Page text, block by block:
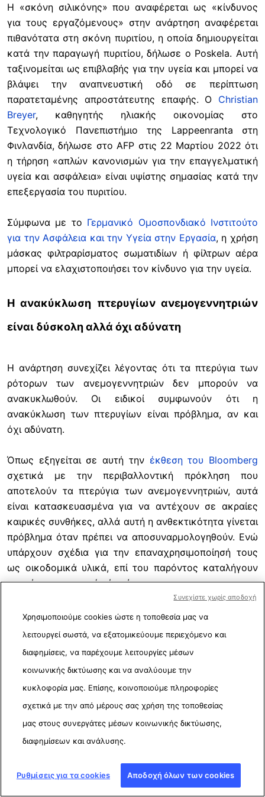
Η «σκόνη σιλικόνης» που αναφέρεται ως «κίνδυνος
για τους εργαζόμενους» στην ανάρτηση αναφέρεται
πιθανότατα στη σκόνη πυριτίου, η οποία δημιουργείται
κατά την παραγωγή πυριτίου, δήλωσε ο Poskela. Αυτή
ταξινομείται ως επιβλαβής για την υγεία και μπορεί να
βλάψει την αναπνευστική οδό σε περίπτωση
παρατεταμένης απροστάτευτης επαφής. Ο Christian
Breyer, καθηγητής ηλιακής οικονομίας στο
Τεχνολογικό Πανεπιστήμιο της Lappeenranta στη
Φινλανδία, δήλωσε στο AFP στις 22 Μαρτίου 2022 ότι
η τήρηση «απλών κανονισμών για την επαγγελματική
υγεία και ασφάλεια» είναι υψίστης σημασίας κατά την
επεξεργασία του πυριτίου.
Σύμφωνα με το Γερμανικό Ομοσπονδιακό Ινστιτούτο
για την Ασφάλεια και την Υγεία στην Εργασία, η χρήση
μάσκας φιλτραρίσματος σωματιδίων ή φίλτρων αέρα
μπορεί να ελαχιστοποιήσει τον κίνδυνο για την υγεία.
Η ανακύκλωση πτερυγίων ανεμογεννητριών
είναι δύσκολη αλλά όχι αδύνατη
Η ανάρτηση συνεχίζει λέγοντας ότι τα πτερύγια των
ρότορων των ανεμογεννητριών δεν μπορούν να
ανακυκλωθούν. Οι ειδικοί συμφωνούν ότι η
ανακύκλωση των πτερυγίων είναι πρόβλημα, αν και
όχι αδύνατη.
Όπως εξηγείται σε αυτή την έκθεση του Bloomberg
σχετικά με την περιβαλλοντική πρόκληση που
αποτελούν τα πτερύγια των ανεμογεννητριών, αυτά
είναι κατασκευασμένα για να αντέχουν σε ακραίες
καιρικές συνθήκες, αλλά αυτή η ανθεκτικότητα γίνεται
πρόβλημα όταν πρέπει να αποσυναρμολογηθούν. Ενώ
υπάρχουν σχέδια για την επαναχρησιμοποίησή τους
ως οικοδομικά υλικά, επί του παρόντος καταλήγουν
συχνά σε χωματερές ή καίγονται.
Μελέτες των τελευταίων ετών εξέτασαν τρόπους
ανακύκλωσης των πτερυγίων των ανεμογεννητριών.
δημοσιεύθηκαν το 2018 και το 2019
δυνατό, αλλά σημείωσε ότι η πρακτική δεν είναι ακόμη
οικονομικά βιώσιμη. Έκτοτε, όμως, εταιρείες όπως η
GE Renewable Energy και η Veolia North America
Ηνωμένες Πολιτείες έχουν ανακοινώσει έργα
ανακύκλωσης πτερυγίων ανεμογεννητριών. Το έργο
Χρησιμοποιούμε cookies ώστε η τοποθεσία μας να
λειτουργεί σωστά, να εξατομικεύουμε περιεχόμενο και
διαφημίσεις, να παρέχουμε λειτουργίες μέσων
κοινωνικής δικτύωσης και να αναλύουμε την
κυκλοφορία μας. Επίσης, κοινοποιούμε πληροφορίες
σχετικά με την από μέρους σας χρήση της τοποθεσίας
μας στους συνεργάτες μέσων κοινωνικής δικτύωσης,
διαφημίσεων και ανάλυσης.
Ρυθμίσεις για τα cookies Αποδοχή όλων των cookies
Συνεχίστε χωρίς αποδοχή